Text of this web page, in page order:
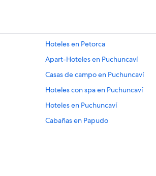
Hoteles en Petorca
Apart-Hoteles en Puchuncaví
Casas de campo en Puchuncaví
Hoteles con spa en Puchuncaví
Hoteles en Puchuncaví
Cabañas en Papudo